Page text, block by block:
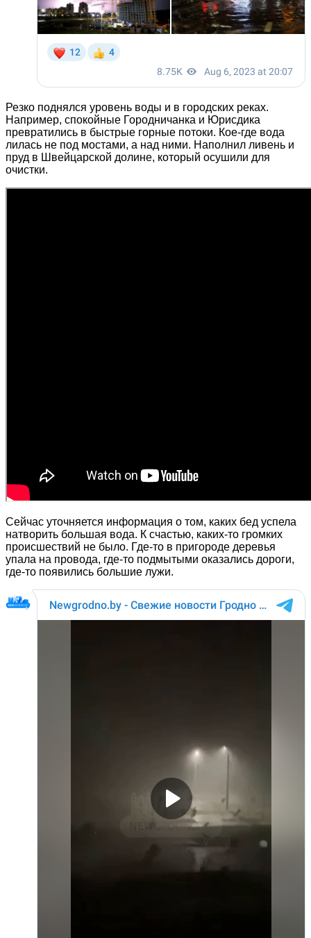
Резко поднялся уровень воды и в городских реках.
Например, спокойные Городничанка и Юрисдика
превратились в быстрые горные потоки. Кое-где вода
лилась не под мостами, а над ними. Наполнил ливень и
пруд в Швейцарской долине, который осушили для
очистки.
Сейчас уточняется информация о том, каких бед успела
натворить большая вода. К счастью, каких-то громких
происшествий не было. Где-то в пригороде деревья
упала на провода, где-то подмытыми оказались дороги,
где-то появились большие лужи.